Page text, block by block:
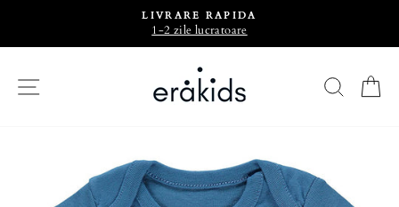
LIVRARE RAPIDA
1-2 zile lucratoare